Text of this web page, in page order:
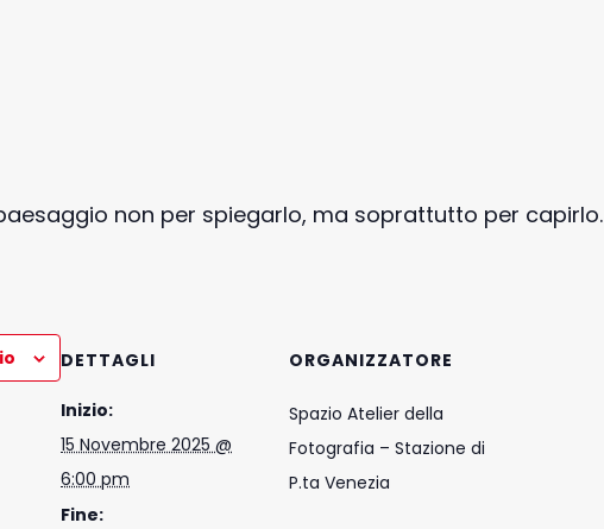
non per spiegarlo, ma soprattutto per capirlo.
DETTAGLI
Inizio:
15 Novembre 2025 @
6:00 pm
Fine:
ORGANIZZATORE
Spazio Atelier della
Fotografia – Stazione di
P.ta Venezia